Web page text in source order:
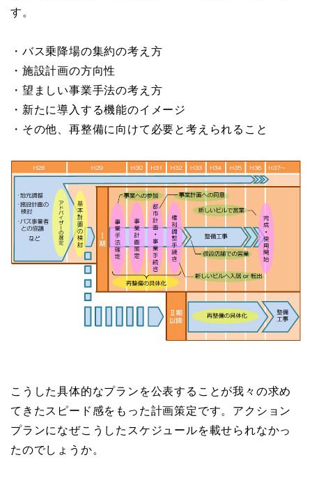
す。
・バス乗降場の集約の考え方
・施設計画の方向性
・望ましい事業手法の考え方
・新たに導入する機能のイメージ
・その他、再整備に向けて必要と考えられること
こうした具体的なプランを公表することが我々の求め
てきたスピード感をもった計画策定です。アクション
プランになぜこうしたスケジュールを載せられなかっ
たのでしょうか。